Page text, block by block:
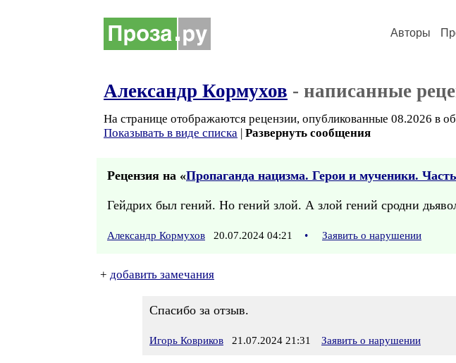
Авторы
Александр Кормухов - написанные
На странице отображаются рецензии, опубликованные 08.2026 в
Показывать в виде списка | Развернуть сообщения
Рецензия на «Пропаганда нацизма. Герои и мученики.
Гейдрих был гений. Но гений злой. А злой гений сродни
Александр Кормухов 20.07.2024 04:21 • Заявить о нарушении
+ добавить замечания
Спасибо за отзыв.
Игорь Ковриков 21.07.2024 21:31 Заявить о нарушении